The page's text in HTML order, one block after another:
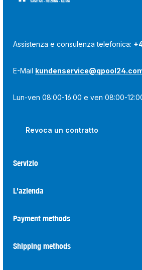
Assistenza e consulenza telefonica:
E-Mail
Lun-ven 08:00-16:00 e ven 08:00-
Revoca un contratto
Servizio
L'azienda
Payment methods
Shipping methods